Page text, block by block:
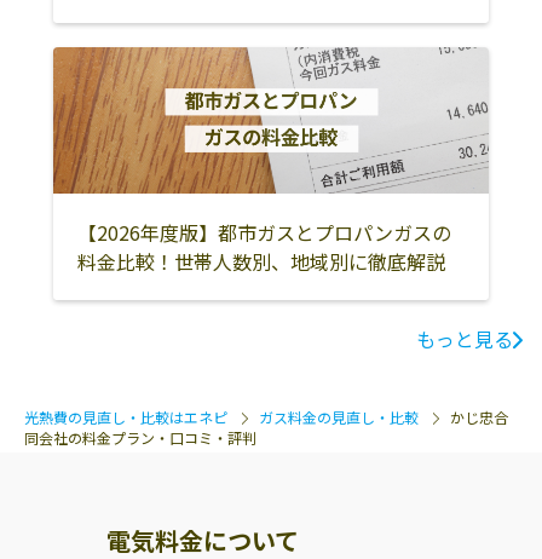
【2026年度版】都市ガスとプロパンガスの
料金比較！世帯人数別、地域別に徹底解説
もっと見る
光熱費の見直し・比較はエネピ ガス料金の見直し・比較
かじ忠合
同会社の料金プラン・口コミ・評判
電気料金について